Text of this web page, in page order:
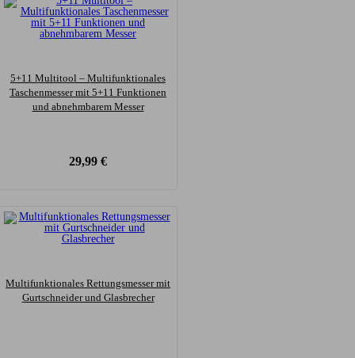
5+11 Multitool – Multifunktionales
Taschenmesser mit 5+11 Funktionen
und abnehmbarem Messer
29,99 €
Multifunktionales Rettungsmesser mit
Gurtschneider und Glasbrecher